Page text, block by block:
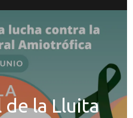
de la Lluita